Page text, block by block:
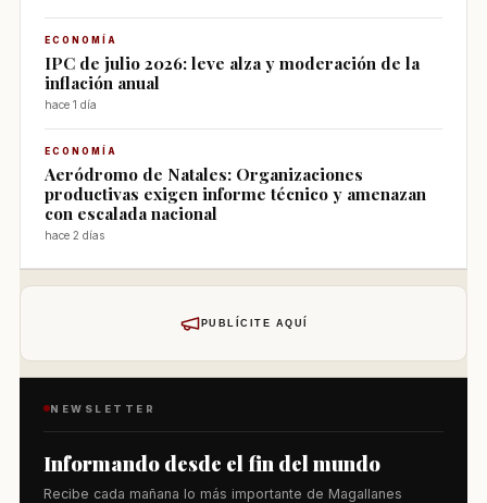
ECONOMÍA
IPC de julio 2026: leve alza y moderación de la
inflación anual
hace 1 día
ECONOMÍA
Aeródromo de Natales: Organizaciones
productivas exigen informe técnico y amenazan
con escalada nacional
hace 2 días
PUBLÍCITE AQUÍ
NEWSLETTER
Informando desde el fin del mundo
Recibe cada mañana lo más importante de Magallanes